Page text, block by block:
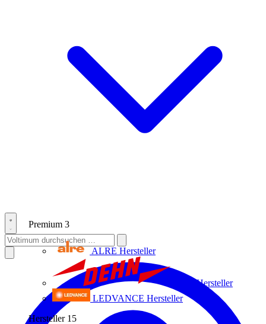
Premium 3
ALRE Hersteller
Hersteller
LEDVANCE Hersteller
Hersteller 15